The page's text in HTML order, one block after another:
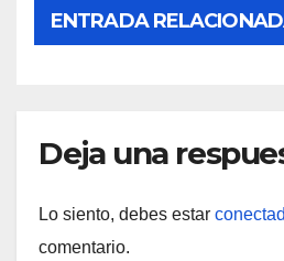
ENTRADA
Deja una
Lo siento, debes estar
comentario.